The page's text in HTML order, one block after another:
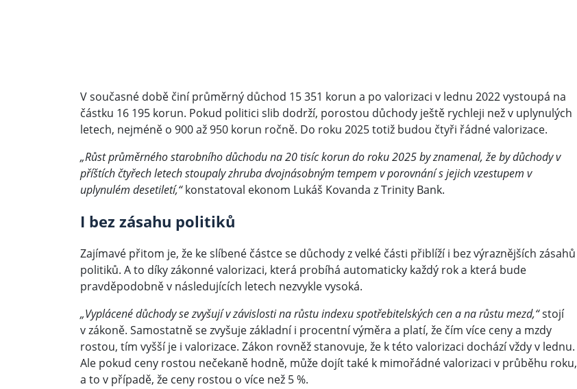
V současné době činí průměrný důchod 15 351 korun a po valorizaci v lednu 2022 vystoupá na
částku 16 195 korun. Pokud politici slib dodrží, porostou důchody ještě rychleji než v uplynulých
letech, nejméně o 900 až 950 korun ročně. Do roku 2025 totiž budou čtyři řádné valorizace.
„Růst průměrného starobního důchodu na 20 tisíc korun do roku 2025 by znamenal, že by důchody v
příštích čtyřech letech stoupaly zhruba dvojnásobným tempem v porovnání s jejich vzestupem v
uplynulém desetiletí,“konstatoval ekonom Lukáš Kovanda z Trinity Bank.
I bez zásahu politiků
Zajímavé přitom je, že ke slíbené částce se důchody z velké části přiblíží i bez výraznějších zásahů
politiků. A to díky zákonné valorizaci, která probíhá automaticky každý rok a která bude
pravděpodobně v následujících letech nezvykle vysoká.
„Vyplácené důchody se zvyšují v závislosti na růstu indexu spotřebitelských cen a na růstu mezd,“stojí
v zákoně. Samostatně se zvyšuje základní i procentní výměra a platí, že čím více ceny a mzdy
rostou, tím vyšší je i valorizace. Zákon rovněž stanovuje, že k této valorizaci dochází vždy v lednu.
Ale pokud ceny rostou nečekaně hodně, může dojít také k mimořádné valorizaci v průběhu roku,
a to v případě, že ceny rostou o více než 5 %.